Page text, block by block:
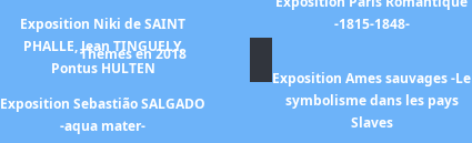
Exposition Niki de SAINT
PHALLE, Jean TINGUELY,
Pontus HULTEN
Exposition Sebastião SALGADO
-aqua mater-
-1815-1848-
Thèmes en 2018
Exposition Ames sauvages -Le
symbolisme dans les pays
Slaves